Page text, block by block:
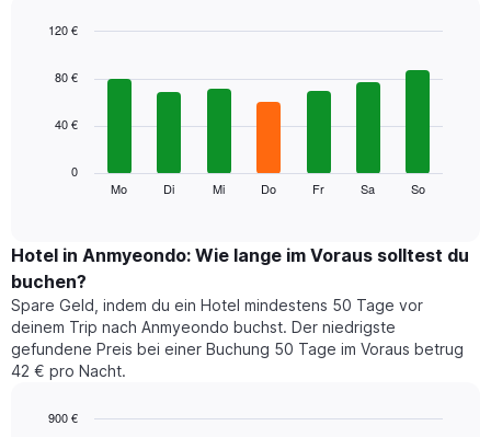
Diagramm
die
Monate
hat
1
Y-
Achse,
die
den
durchschnittlichen
anzeigt.
chart
bars.
den
durchschnittlichen
Preis
eines
Zimmers
für
den
Wochentag.
Mo Di Mi Do Fr Sa So
0
40 €
80 €
120 €
Hotel in Anmyeondo: Wie lange im Voraus solltest du
buchen?
Spare Geld, indem du ein Hotel mindestens 50 Tage vor
deinem Trip nach Anmyeondo buchst. Der niedrigste
gefundene Preis bei einer Buchung 50 Tage im Voraus betrug
42 € pro Nacht.
900 €